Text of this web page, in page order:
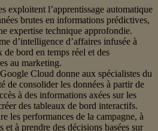
exploitent l’apprentissage automatique
brutes en informations prédictives,
expertise technique approfondie.
d’intelligence d’affaires infusée à
de bord en temps réel et des
au marketing.
Cloud donne aux spécialistes du
de consolider les données à partir de
à des informations axées sur les
des tableaux de bord interactifs.
les performances de la campagne, à
et à prendre des décisions basées sur